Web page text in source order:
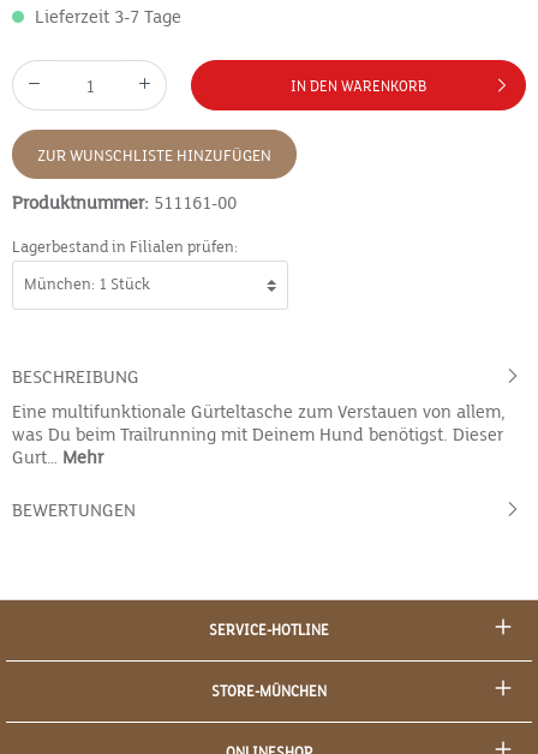
Lieferzeit 3-7 Tage
IN DEN WARENKORB
ZUR WUNSCHLISTE HINZUFÜGEN
Produktnummer: 511161-00
Lagerbestand in Filialen prüfen:
BESCHREIBUNG
Eine multifunktionale Gürteltasche zum Verstauen von allem,
was Du beim Trailrunning mit Deinem Hund benötigst. Dieser
Gurt… Mehr
BEWERTUNGEN
SERVICE-HOTLINE
STORE-MÜNCHEN